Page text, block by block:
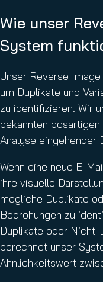
Wie unser
System
Unser Reverse
um Duplikate und
zu identifizieren. Wir
bekannten
Analyse eingehender
Wenn eine neue E-
ihre visuelle
mögliche Duplikate
Bedrohungen zu
Duplikate oder Nicht-
berechnet unser
Ähnlichkeitswert